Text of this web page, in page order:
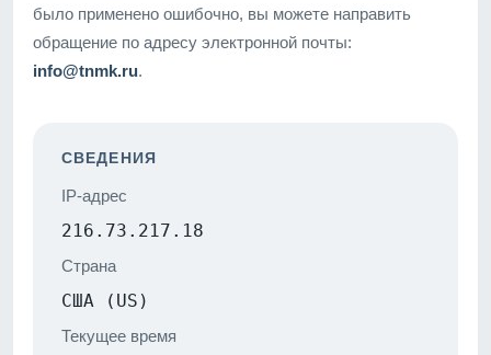
было применено ошибочно, вы можете направить
обращение по адресу электронной почты:
info@tnmk.ru.
СВЕДЕНИЯ
IP-адрес
216.73.217.18
Страна
США (US)
Текущее время